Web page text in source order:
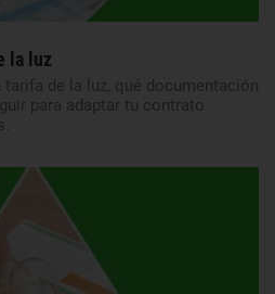
la luz
de la luz, qué documentación
para adaptar tu contrato